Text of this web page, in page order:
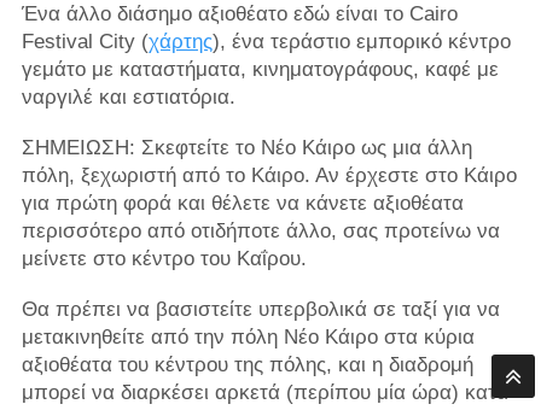
Ένα άλλο διάσημο αξιοθέατο εδώ είναι το Cairo
Festival City (χάρτης), ένα τεράστιο εμπορικό κέντρο
γεμάτο με καταστήματα, κινηματογράφους, καφέ με
ναργιλέ και εστιατόρια.
ΣΗΜΕΙΩΣΗ: Σκεφτείτε το Νέο Κάιρο ως μια άλλη
πόλη, ξεχωριστή από το Κάιρο. Αν έρχεστε στο Κάιρο
για πρώτη φορά και θέλετε να κάνετε αξιοθέατα
περισσότερο από οτιδήποτε άλλο, σας προτείνω να
μείνετε στο κέντρο του Καΐρου.
Θα πρέπει να βασιστείτε υπερβολικά σε ταξί για να
μετακινηθείτε από την πόλη Νέο Κάιρο στα κύρια
αξιοθέατα του κέντρου της πόλης, και η διαδρομή
μπορεί να διαρκέσει αρκετά (περίπου μία ώρα) κατά